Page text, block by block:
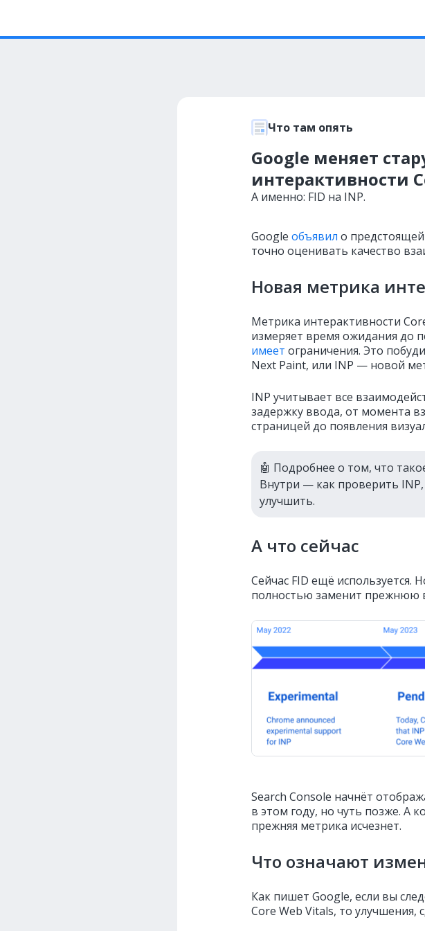
Что там опять
Google меняет
интерактивности
А именно: FID на INP.
Google объявил о
точно оценивать качество
Новая метрика
Метрика интерактивности
измеряет время ожидания до
имеет ограничения. Это
Next Paint, или INP — новой
INP учитывает все
задержку ввода, от момента
страницей до появления
🤖 Подробнее о том, что
Внутри — как проверить INP,
улучшить.
А что сейчас
Сейчас FID ещё используется.
полностью заменит прежнюю
Search Console начнёт
в этом году, но чуть позже. А
прежняя метрика исчезнет.
Что означают
Как пишет Google, если вы
Core Web Vitals, то улучшения,